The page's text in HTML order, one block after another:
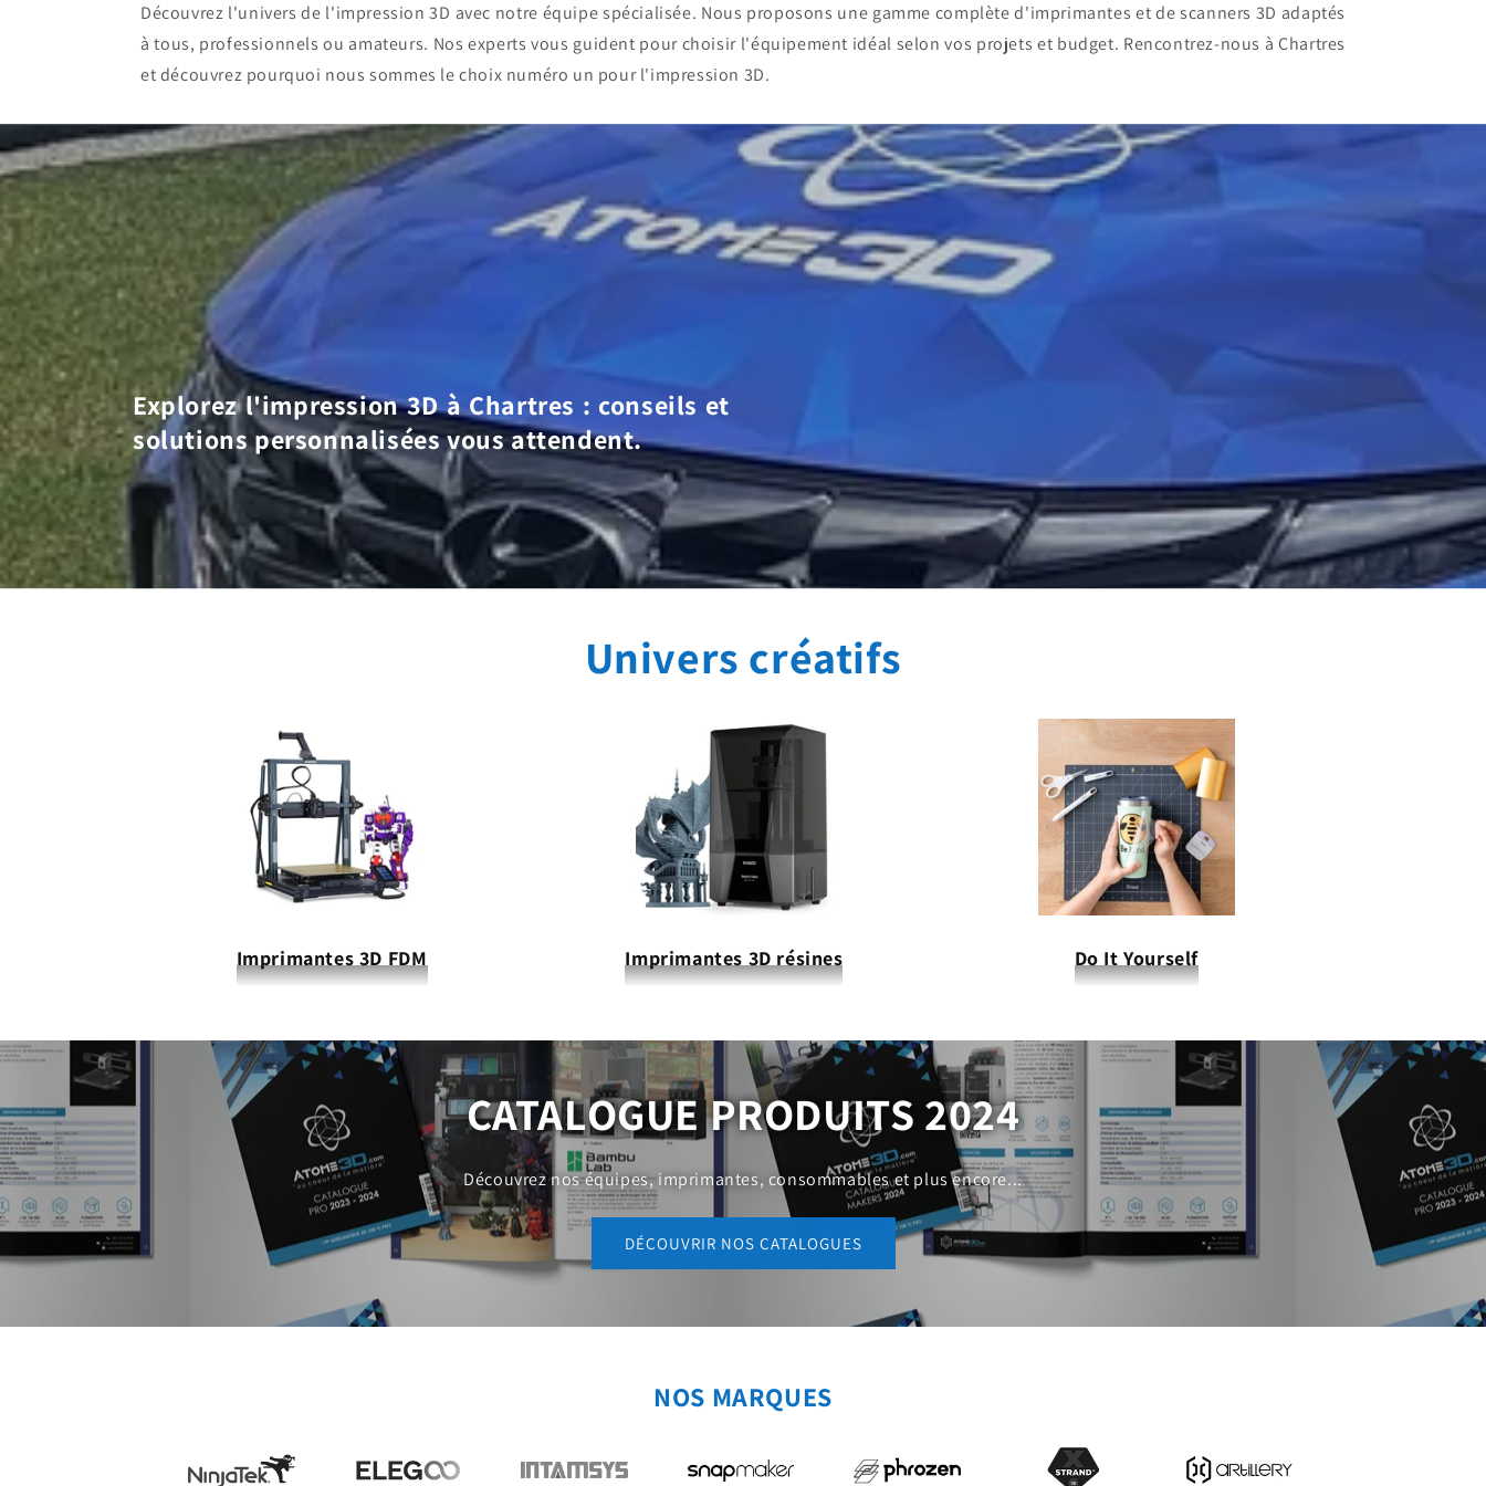
Découvrez l'univers de l'impression 3D avec notre équipe spécialisée. Nous proposons une gamme complète d'imprimantes et de scanners 3D adaptés
à tous, professionnels ou amateurs. Nos experts vous guident pour choisir l'équipement idéal selon vos projets et budget. Rencontrez-nous à Chartres
et découvrez pourquoi nous sommes le choix numéro un pour l'impression 3D.
Explorez l'impression 3D à Chartres : conseils et
solutions personnalisées vous attendent.
Univers créatifs
Imprimantes 3D FDM Imprimantes 3D résines Do It Yourself
CATALOGUE PRODUITS 2024
Découvrez nos équipes, imprimantes, consommables et plus encore...
DÉCOUVRIR NOS CATALOGUES
NOS MARQUES